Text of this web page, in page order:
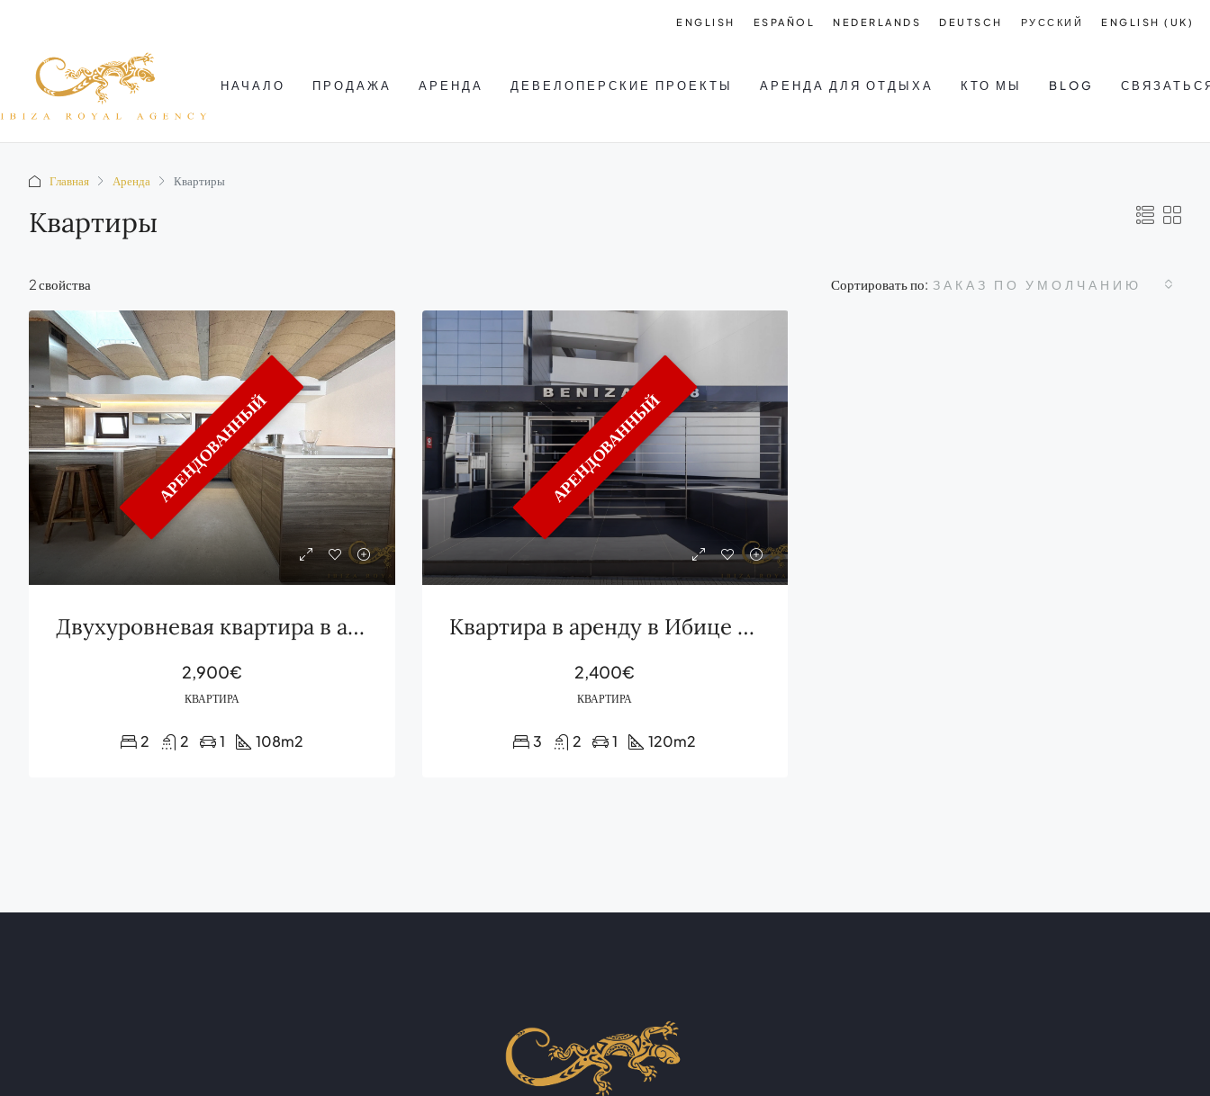
ENGLISH ESPAÑOL NEDERLANDS DEUTSCH РУССКИЙ ENGLISH (UK)
НАЧАЛО ПРОДАЖА АРЕНДА ДЕВЕЛОПЕРСКИЕ ПРОЕКТЫ АРЕНДА ДЛЯ ОТДЫХА КТО МЫ BLOG
Главная Аренда Квартиры
Квартиры
2 свойства Сортировать по: ЗАКАЗ ПО УМОЛЧАНИЮ
АРЕНДОВАННЫЙ
Двухуровневая квартира в аренду в порту Ибицы
2,900€
КВАРТИРА
2 2 1 108m2
АРЕНДОВАННЫЙ
Квартира в аренду в Ибице Ботафоч
2,400€
КВАРТИРА
3 2 1 120m2